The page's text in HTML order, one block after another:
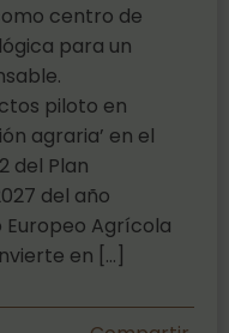
centro de
para un
piloto en
agraria’ en el
del Plan
del año
Europeo Agrícola
en […]